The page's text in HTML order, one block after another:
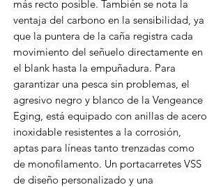
más recto posible. También se nota la
ventaja del carbono en la sensibilidad, ya
que la puntera de la caña registra cada
movimiento del señuelo directamente en
el blank hasta la empuñadura. Para
garantizar una pesca sin problemas, el
agresivo negro y blanco de la Vengeance
Eging, está equipado con anillas de acero
inoxidable resistentes a la corrosión,
aptas para líneas tanto trenzadas como
de monofilamento. Un portacarretes VSS
de diseño personalizado y una